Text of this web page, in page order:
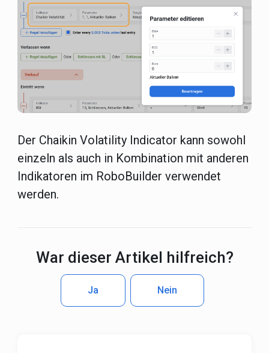
Der Chaikin Volatility Indicator kann sowohl
einzeln als auch in Kombination mit anderen
Indikatoren im RoboBuilder verwendet
werden.
War dieser Artikel hilfreich?
Nein
Ja